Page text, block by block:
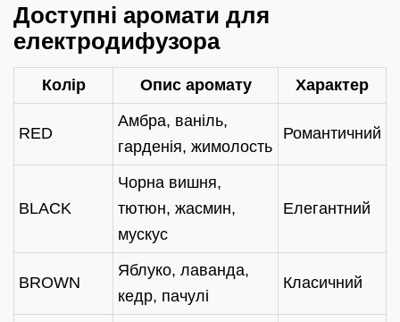
Доступні аромати для
електродифузора
Колір Опис аромату Характер
RED
Амбра, ваніль,
гарденія, жимолость
Романтичний
BLACK
Чорна вишня,
тютюн, жасмин,
мускус
Елегантний
BROWN
Яблуко, лаванда,
кедр, пачулі
Класичний